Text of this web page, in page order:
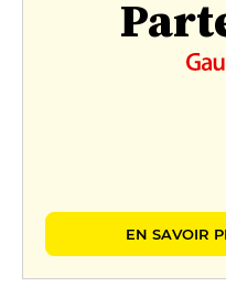
EN SAVOIR